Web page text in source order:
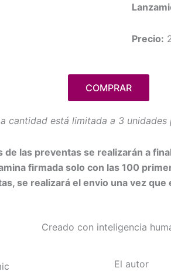
Precio:
COMPRAR
cantidad está limitada a 3 unidades
de las preventas se realizarán a
firmada solo con las 100
se realizará el envio una vez
El autor